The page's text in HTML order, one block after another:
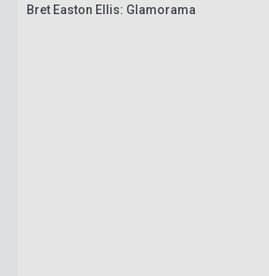
Bret Easton Ellis: Glamorama